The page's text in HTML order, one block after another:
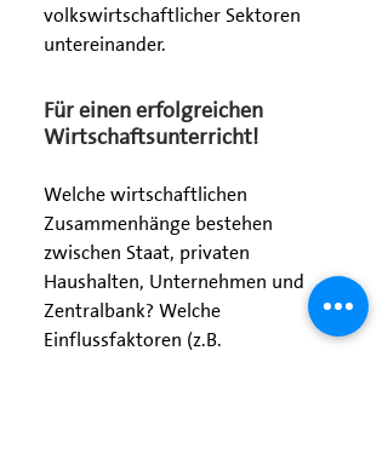
volkswirtschaftlicher Sektoren
untereinander.
Für einen erfolgreichen
Wirtschaftsunterricht!
Welche wirtschaftlichen
Zusammenhänge bestehen
zwischen Staat, privaten
Haushalten, Unternehmen und
Zentralbank? Welche
Einflussfaktoren (z.B.